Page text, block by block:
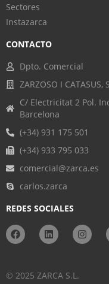
Sectores
Instazarca
CONTACTO
Dpto. Comercial
ZARZOSO I CATASUS,
C/ Electricitat 2 Pol.
Barcelona
(+34) 931 175 501
(+34) 933 795 033
comercial@zarca.es
carlos.zarca
REDES SOCIALES
© 2025 ZARCA S.L.